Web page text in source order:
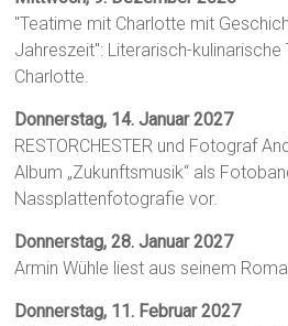
"Teatime mit Charlotte mit
Jahreszeit": Literarisch-kulinarische
Charlotte.
Donnerstag, 14. Januar 2027
RESTORCHESTER und Fotograf
Album „Zukunftsmusik“ als
Nassplattenfotografie vor.
Donnerstag, 28. Januar 2027
Armin Wühle liest aus seinem
Donnerstag, 11. Februar 2027